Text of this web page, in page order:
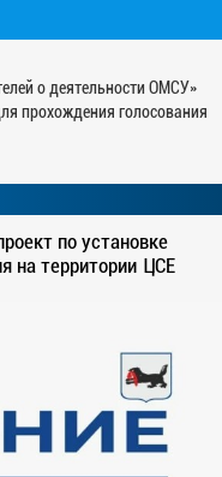
о деятельности ОМСУ»
прохождения голосования
по установке
на территории ЦСЕ